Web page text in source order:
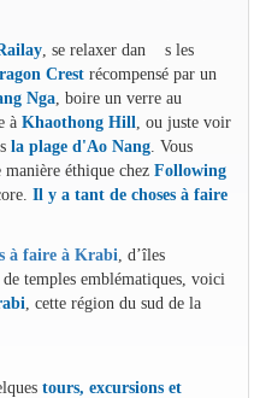
, se relaxer dan s les
Crestrécompensé par un
Nga, boire un verre au
à Khaothong Hill , ou juste voir
la plage d'Ao Nang. Vous
manière éthique chez Following
Il y a tant de choses à faire
à faire à Krabi , d’îles
temples emblématiques, voici
, cette région du sud de la
tours, excursions et